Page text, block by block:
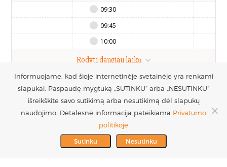
09:30
09:45
10:00
Rodyti daugiau laikų
Registruotis vizitui
PARTNERIAI >
MES REMIAME >
UAB Estetinės
chirurgijos centras
Į.k. 300016228
PVM mokėtojo kodas
LT100005717312
+370 686 33217
info@plastinechirurgija.lt
Informuojame, kad šioje internetinėje svetainėje yra renkami
slapukai. Paspaudę mygtuką „SUTINKU“ arba „NESUTINKU“
išreikškite savo sutikimą arba nesutikimą dėl slapukų
naudojimo. Detalesnė informacija pateikiama Privatumo
politikoje
Sutinku Nesutinku